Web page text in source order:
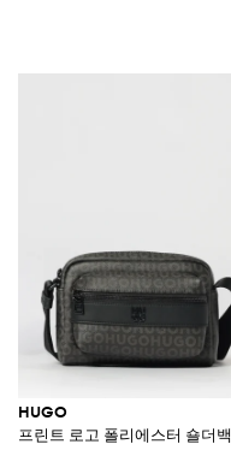
HUGO
프린트 로고 폴리에스터 숄더백